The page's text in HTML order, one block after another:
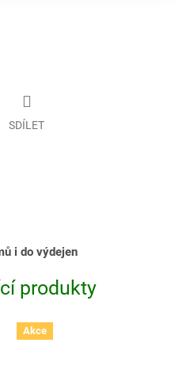
SDÍLET
i do výdejen
produkty
Akce